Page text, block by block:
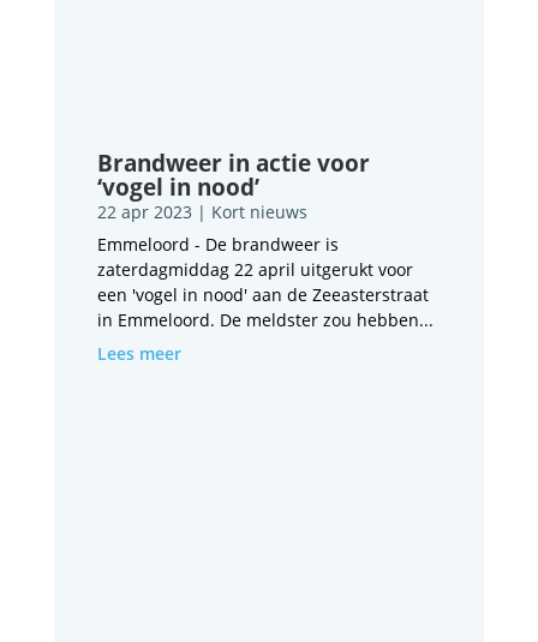
Brandweer in actie voor
‘vogel in nood’
22 apr 2023 | Kort nieuws
Emmeloord - De brandweer is
zaterdagmiddag 22 april uitgerukt voor
een 'vogel in nood' aan de Zeeasterstraat
in Emmeloord. De meldster zou hebben...
Lees meer